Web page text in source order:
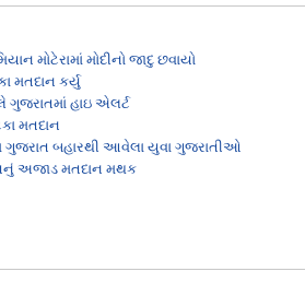
મોટેરામાં મોદીનો જાદુ છવાયો
મતદાન કર્યુ
ગુજરાતમાં હાઇ એલર્ટ
મતદાન
ગુજરાત બહારથી આવેલા યુવા ગુજરાતીઓ
અજાડ મતદાન મથક